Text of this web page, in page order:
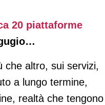
20 piattaforme
che altro, sui servizi,
a lungo termine,
realtà che tengono